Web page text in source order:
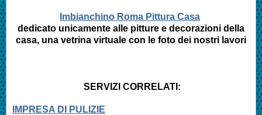
Imbianchino Roma Pittura Casa
dedicato unicamente alle pitture e decorazioni della
casa, una vetrina virtuale con le foto dei nostri lavori
SERVIZI CORRELATI:
IMPRESA DI PULIZIE